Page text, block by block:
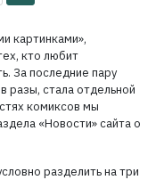
картинками»,
кто любит
За последние пару
разы, стала отдельной
комиксов мы
«Новости» сайта о
разделить на три